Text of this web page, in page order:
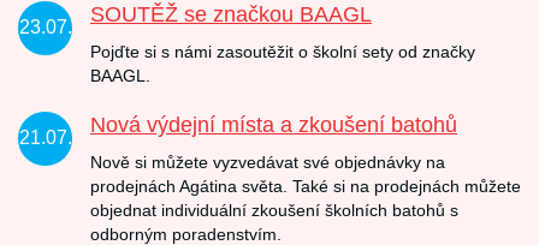
23.07.
SOUTĚŽ se značkou BAAGL
Pojďte si s námi zasoutěžit o školní sety od značky
BAAGL.
21.07.
Nová výdejní místa a zkoušení batohů
Nově si můžete vyzvedávat své objednávky na
prodejnách Agátina světa. Také si na prodejnách můžete
objednat individuální zkoušení školních batohů s
odborným poradenstvím.